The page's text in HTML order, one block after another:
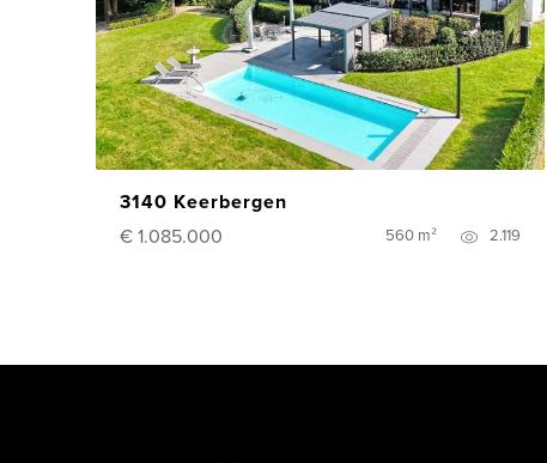
3140 Keerbergen
€ 1.085.000
560 m² 2.119